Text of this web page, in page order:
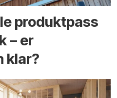
produktpass
– er
klar?